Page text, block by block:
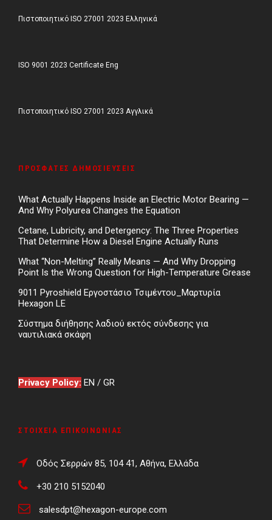
Πιστοποιητικό ISO 27001 2023 Ελληνικά
ISO 9001 2023 Certificate Eng
Πιστοποιητικό ISO 27001 2023 Αγγλικά
ΠΡΌΣΦΑΤΕΣ ΔΗΜΟΣΙΕΎΣΕΙΣ
What Actually Happens Inside an Electric Motor Bearing —
And Why Polyurea Changes the Equation
Cetane, Lubricity, and Detergency: The Three Properties
That Determine How a Diesel Engine Actually Runs
What “Non-Melting” Really Means — And Why Dropping
Point Is the Wrong Question for High-Temperature Grease
9011 Pyroshield Εργοστάσιο Τσιμέντου_Μαρτυρία
Hexagon LE
Σύστημα διήθησης λαδιού εκτός σύνδεσης για
ναυτιλιακά σκάφη
Privacy Policy: EN / GR
ΣΤΟΙΧΕΊΑ ΕΠΙΚΟΙΝΩΝΊΑΣ
Οδός Σερρών 85, 104 41, Αθήνα, Ελλάδα
+30 210 5152040
salesdpt@hexagon-europe.com